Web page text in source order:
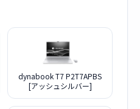
dynabook T7 P2T7APBS
[アッシュシルバー]